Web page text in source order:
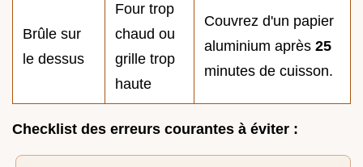
Brûle sur
le dessus
Four trop
chaud ou
grille trop
haute
Couvrez d'un papier
aluminium après 25
minutes de cuisson.
Checklist des erreurs courantes à éviter :